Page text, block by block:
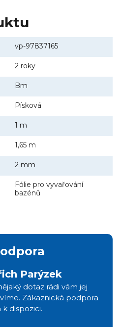
vp-97837165
2 roky
Bm
Písková
1 m
1,65 m
2 mm
Fólie pro vyvařování
bazénů
Parýzek
dotaz rádi vám jej
Zákaznická podpora
k dispozici.